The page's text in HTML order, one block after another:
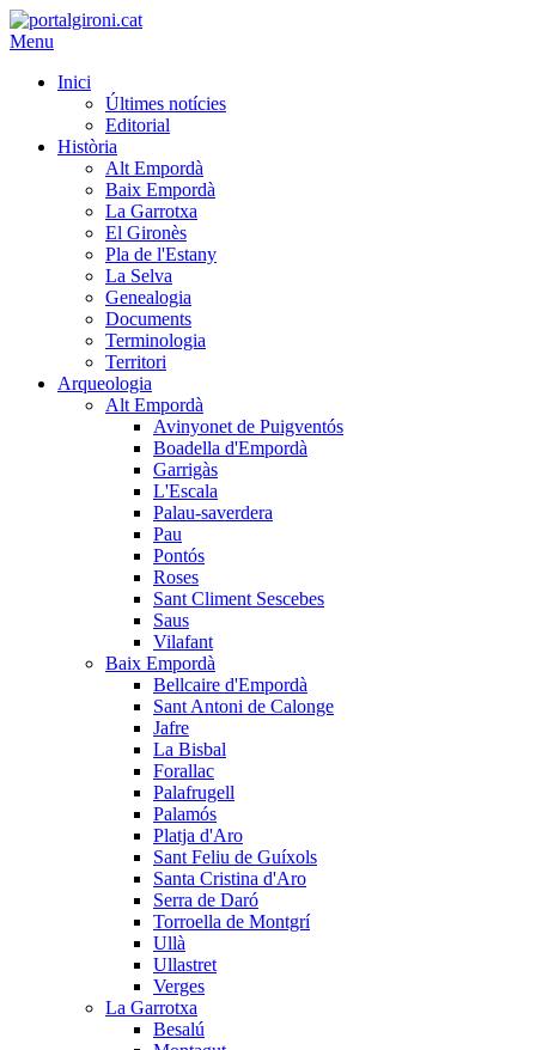
Menu
Inici
Últimes notícies
Editorial
Història
Alt Empordà
Baix Empordà
La Garrotxa
El Gironès
Pla de l'Estany
La Selva
Genealogia
Documents
Terminologia
Territori
Arqueologia
Alt Empordà
Avinyonet de Puigventós
Boadella d'Empordà
Garrigàs
L'Escala
Palau-saverdera
Pau
Pontós
Roses
Sant Climent Sescebes
Saus
Vilafant
Baix Empordà
Bellcaire d'Empordà
Sant Antoni de Calonge
Jafre
La Bisbal
Forallac
Palafrugell
Palamós
Platja d'Aro
Sant Feliu de Guíxols
Santa Cristina d'Aro
Serra de Daró
Torroella de Montgrí
Ullà
Ullastret
Verges
La Garrotxa
Besalú